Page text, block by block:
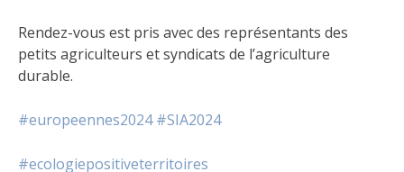
Rendez-vous est pris avec des représentants des
petits agriculteurs et syndicats de l’agriculture
durable.
#europeennes2024 #SIA2024
#ecologiepositiveterritoires